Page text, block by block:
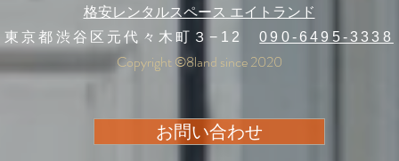
格安レンタルスペース エイトランド
東京都渋谷区元代々木町３−12090-6495-3338
Copyright ©︎8land since 2020
お問い合わせ